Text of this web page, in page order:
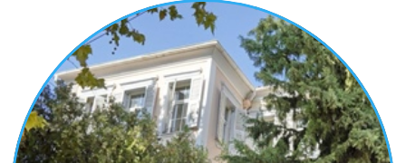
ανώτερο μέρος της Παλιάς Πόλης και να δει
πολυτελή αρχοντικά που ανήγειραν οι
καπνέμποροι της Ξάνθης, όπως το Αρχοντικό
Μ. Χασιρτζόγλου και το Αρχοντικό Κωτσιούδη.
Ξεκινώντας από την πλατεία Μητροπόλεως, ο
επισκέπτης θα κατευθυνθεί ανηφορικά έτσι
ώστε να φτάσει στο επίκεντρο της διαδρομής,
τον Ναό του Ακάθιστου Ύμνου.